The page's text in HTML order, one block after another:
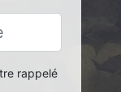
rappelé